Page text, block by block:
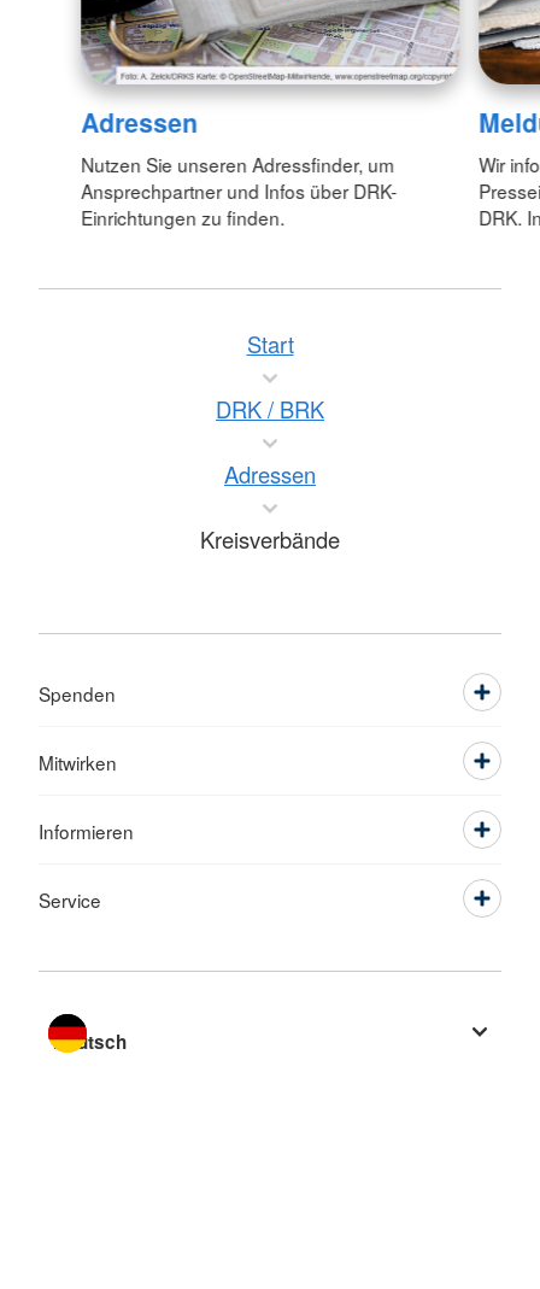
Adressen
Nutzen Sie unseren Adressfinder, um
Ansprechpartner und Infos über DRK-
Einrichtungen zu finden.
Wir
DRK.
Start
DRK / BRK
Adressen
Kreisverbände
Spenden
Mitwirken
Informieren
Service
Sprache wechseln zu